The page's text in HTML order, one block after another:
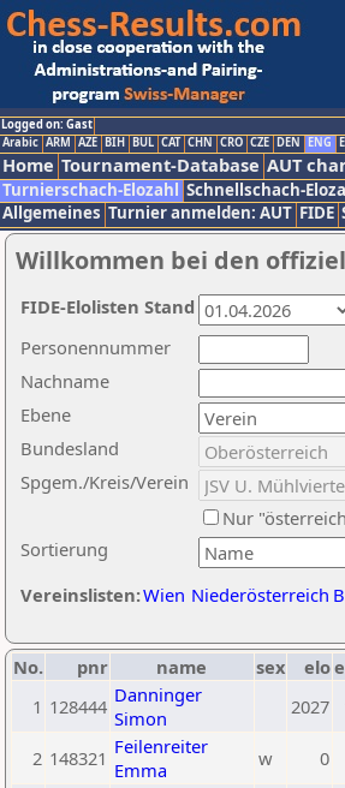
Logged on: Gast
Arabic ARM AZE BIH BUL CAT CHN CRO CZE DEN ENG
Home Tournament-Database AUT
Turnierschach-Elozahl Schnellschach-
Allgemeines Turnier anmelden: AUT FIDE
Willkommen bei den
Nachname
Ebene
Sortierung
Personennummer
Bundesland
Spgem./Kreis/Verein
Nur
Vereinslisten:Wien Niederösterreich
FIDE-Elolisten Stand
No. pnr name sex elo
1 128444 Danninger
Simon
2027
2 148321 Feilenreiter
Emma
w 0